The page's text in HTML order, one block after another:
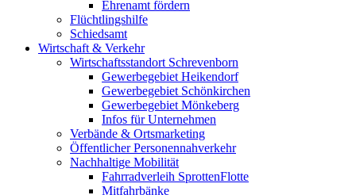
Ehrenamt fördern
Flüchtlingshilfe
Schiedsamt
Wirtschaft & Verkehr
Wirtschaftsstandort Schrevenborn
Gewerbegebiet Heikendorf
Gewerbegebiet Schönkirchen
Gewerbegebiet Mönkeberg
Infos für Unternehmen
Verbände & Ortsmarketing
Öffentlicher Personennahverkehr
Nachhaltige Mobilität
Fahrradverleih SprottenFlotte
Mitfahrbänke